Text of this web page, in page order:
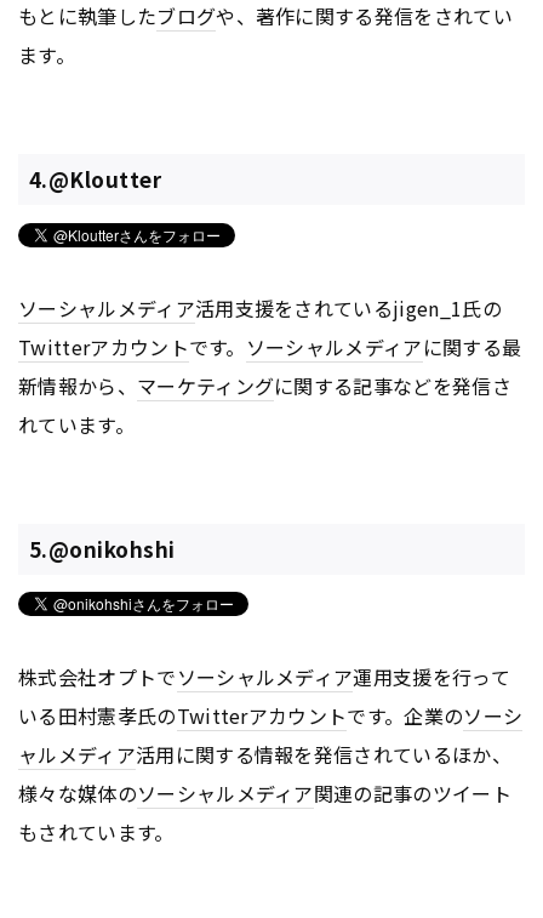
もとに執筆したブログや、著作に関する発信をされてい
ます。
4.@Kloutter
ソーシャルメディア活用支援をされているjigen_1氏の
Twitterアカウントです。 ソーシャルメディアに関する最
新情報から、 マーケティングに関する記事などを発信さ
れています。
5.@onikohshi
株式会社オプトでソーシャルメディア運用支援を行って
いる田村憲孝氏のTwitterアカウントです。企業のソーシ
ャルメディア活用に関する情報を発信されているほか、
様々な媒体のソーシャルメディア関連の記事のツイート
もされています。